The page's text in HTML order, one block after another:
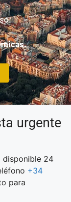
urgente
disponible 24
+34
para